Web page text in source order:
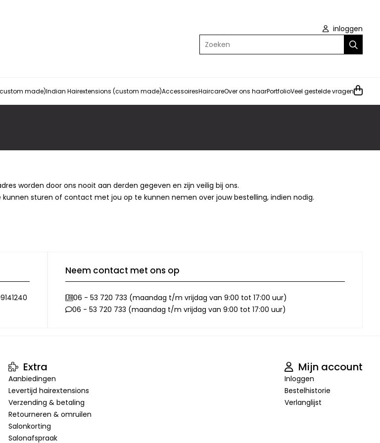
inloggen
Zoeken
made)Indian Hairextensions (custom made)AccessoiresHaircareOver ons haarPortfolioVeel gestelde vragen
worden door ons nooit aan derden gegeven en zijn veilig bij ons.
sturen of contact met jou op te kunnen nemen over jouw bestelling, indien nodig.
Neem contact met ons op
06 - 53 720 733 (maandag t/m vrijdag van 9:00 tot 17:00 uur)
06 - 53 720 733 (maandag t/m vrijdag van 9:00 tot 17:00 uur)
Extra
Aanbiedingen
Levertijd hairextensions
Verzending & betaling
Retourneren & omruilen
Salonkorting
Salonafspraak
Mijn account
Inloggen
Bestelhistorie
Verlanglijst